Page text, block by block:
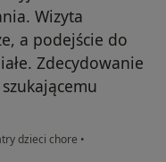
Wizyta
a podejście do
Zdecydowanie
dzieci chore •